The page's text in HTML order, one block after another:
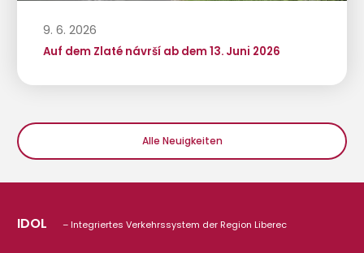
9. 6. 2026
Auf dem Zlaté návrší ab dem 13. Juni 2026
Alle Neuigkeiten
IDOL – Integriertes Verkehrssystem der Region Liberec